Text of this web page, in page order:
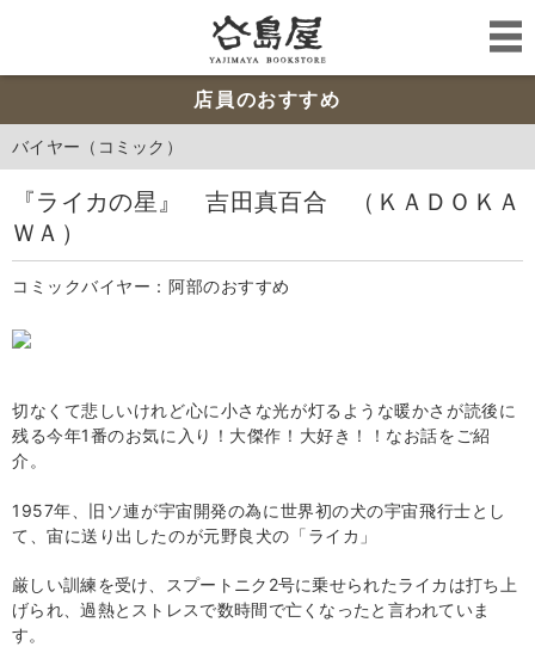
店員のおすすめ
バイヤー（コミック）
『ライカの星』 吉田真百合 （ＫＡＤＯＫＡ
ＷＡ）
コミックバイヤー：阿部のおすすめ
切なくて悲しいけれど心に小さな光が灯るような暖かさが読後に
残る今年1番のお気に入り！大傑作！大好き！！なお話をご紹
介。
1957年、旧ソ連が宇宙開発の為に世界初の犬の宇宙飛行士とし
て、宙に送り出したのが元野良犬の「ライカ」
厳しい訓練を受け、スプートニク2号に乗せられたライカは打ち上
げられ、過熱とストレスで数時間で亡くなったと言われていま
す。